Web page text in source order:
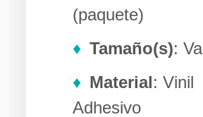
(paquete)
Tamaño(s):
Material: Vinil
Adhesivo